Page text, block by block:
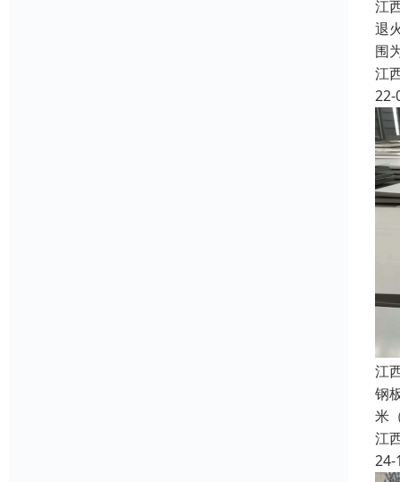
江
退
围
江
22-
江
钢
米
江
24-